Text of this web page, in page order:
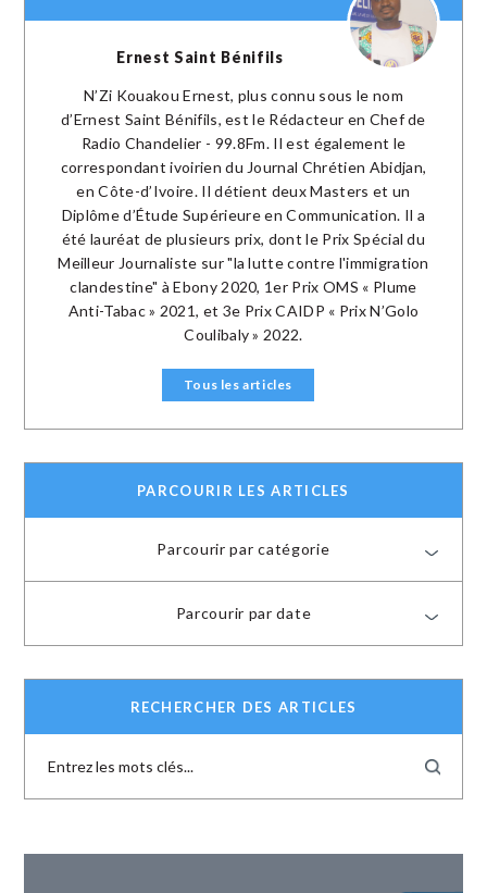
Ernest Saint Bénifils
N’Zi Kouakou Ernest, plus connu sous le nom
d’Ernest Saint Bénifils, est le Rédacteur en Chef de
Radio Chandelier - 99.8Fm. Il est également le
correspondant ivoirien du Journal Chrétien Abidjan,
en Côte-d’Ivoire. Il détient deux Masters et un
Diplôme d’Étude Supérieure en Communication. Il a
été lauréat de plusieurs prix, dont le Prix Spécial du
Meilleur Journaliste sur "la lutte contre l'immigration
clandestine" à Ebony 2020, 1er Prix OMS « Plume
Anti-Tabac » 2021, et 3e Prix CAIDP « Prix N’Golo
Coulibaly » 2022.
Tous les articles
PARCOURIR LES ARTICLES
Parcourir par catégorie
Parcourir par date
RECHERCHER DES ARTICLES